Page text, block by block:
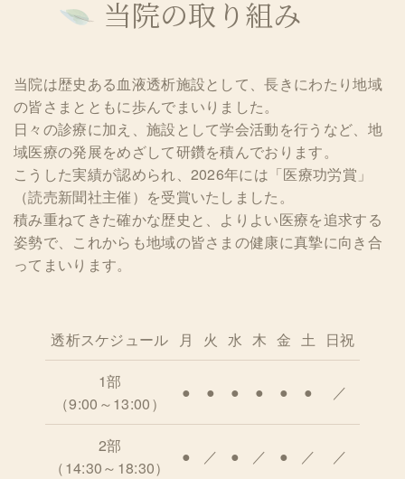
当院の取り組み
当院は歴史ある血液透析施設として、長きにわたり地域
の皆さまとともに歩んでまいりました。
日々の診療に加え、施設として学会活動を行うなど、地
域医療の発展をめざして研鑽を積んでおります。
こうした実績が認められ、2026年には「医療功労賞」
（読売新聞社主催）を受賞いたしました。
積み重ねてきた確かな歴史と、よりよい医療を追求する
姿勢で、これからも地域の皆さまの健康に真摯に向き合
ってまいります。
透析スケジュール 月 火 水 木 金 土
日祝
1部
（9:00～13:00）
● ● ● ● ● ● ／
2部
（14:30～18:30）
● ／ ● ／ ● ／ ／